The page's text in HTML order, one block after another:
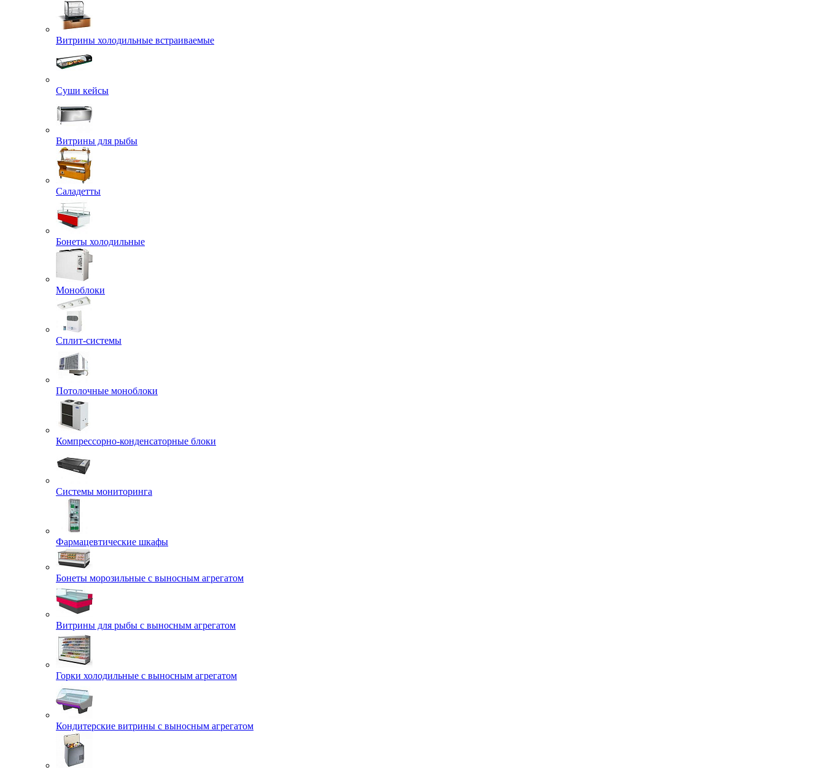
Витрины холодильные встраиваемые
Суши кейсы
Витрины для рыбы
Саладетты
Бонеты холодильные
Моноблоки
Сплит-системы
Потолочные моноблоки
Компрессорно-конденсаторные блоки
Системы мониторинга
Фармацевтические шкафы
Бонеты морозильные с выносным агрегатом
Витрины для рыбы с выносным агрегатом
Горки холодильные с выносным агрегатом
Кондитерские витрины с выносным агрегатом